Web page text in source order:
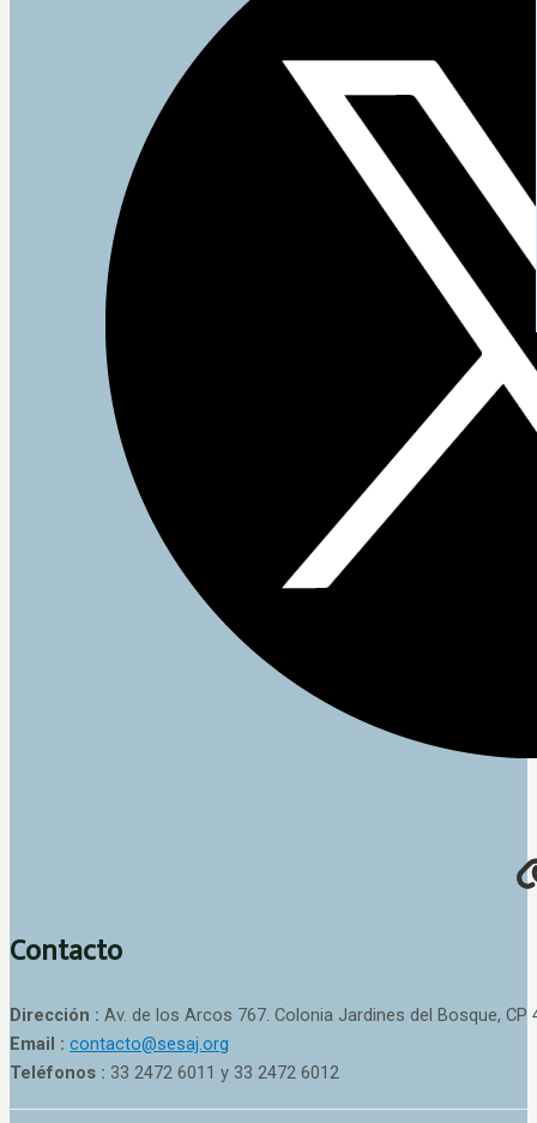
Contacto
Dirección : Av. de los Arcos 767. Colonia Jardines del Bosque, CP
Email : contacto@sesaj.org
Teléfonos : 33 2472 6011 y 33 2472 6012